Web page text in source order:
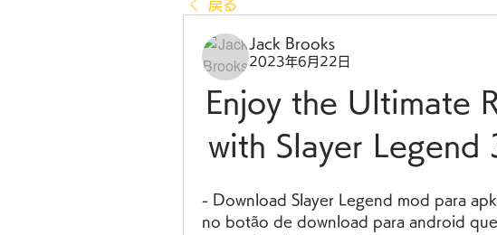
戻る
Jack Brooks
2023年6月22日
Enjoy the Ultimate
with Slayer Legend
- Download Slayer Legend mod para
no botão de download para android